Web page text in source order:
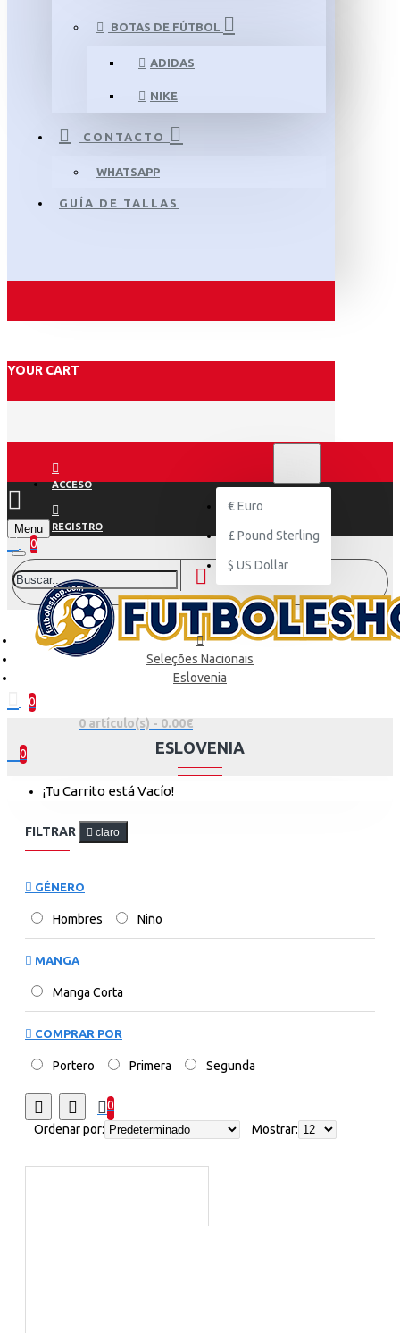
BOTAS DE FÚTBOL
ADIDAS
NIKE
CONTACTO
WHATSAPP
GUÍA DE TALLAS
YOUR CART
ACCESO
REGISTRO
€ Euro
£ Pound Sterling
$ US Dollar
Menu
0
0
0 artículo(s) - 0.00€
0
¡Tu Carrito está Vacío!
Seleções Nacionais
Eslovenia
ESLOVENIA
FILTRAR claro
GÉNERO
Hombres Niño
MANGA
Manga Corta
COMPRAR POR
Portero Primera Segunda
0
Ordenar por:
Mostrar: